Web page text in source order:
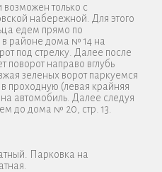
возможен только с
набережной. Для этого
едем прямо по
районе дома № 14 на
под стрелку. Далее после
направо вглубь
зеленых ворот паркуемся
проходную (левая крайняя
автомобиль. Далее следуя
до дома № 20, стр. 13.
Парковка на